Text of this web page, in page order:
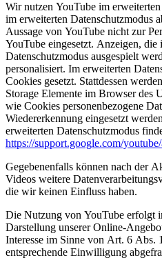
Wir nutzen YouTube im
im erweiterten Datenschutzmodus
Aussage von YouTube nicht zur
YouTube eingesetzt. Anzeigen, die
Datenschutzmodus ausgespielt
personalisiert. Im erweiterten
Cookies gesetzt. Stattdessen
Storage Elemente im Browser des
wie Cookies personenbezogene
Wiedererkennung eingesetzt
erweiterten Datenschutzmodus
https://support.google.com/
Gegebenenfalls können nach der
Videos weitere
die wir keinen Einfluss haben.
Die Nutzung von YouTube erfolgt
Darstellung unserer Online-
Interesse im Sinne von Art. 6
entsprechende Einwilligung